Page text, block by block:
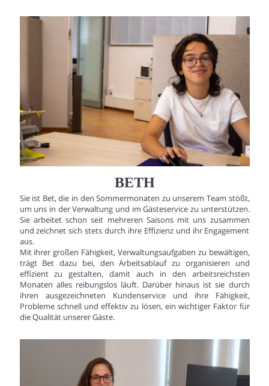
BETH
Sie ist Bet, die in den Sommermonaten zu unserem Team stößt,
um uns in der Verwaltung und im Gästeservice zu unterstützen.
Sie arbeitet schon seit mehreren Saisons mit uns zusammen
und zeichnet sich stets durch ihre Effizienz und ihr Engagement
aus.
Mit ihrer großen Fähigkeit, Verwaltungsaufgaben zu bewältigen,
trägt Bet dazu bei, den Arbeitsablauf zu organisieren und
effizient zu gestalten, damit auch in den arbeitsreichsten
Monaten alles reibungslos läuft. Darüber hinaus ist sie durch
ihren ausgezeichneten Kundenservice und ihre Fähigkeit,
Probleme schnell und effektiv zu lösen, ein wichtiger Faktor für
die Qualität unserer Gäste.